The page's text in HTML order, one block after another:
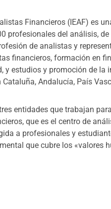
Financieros (IEAF) es
profesionales del análisis,
de analistas y
financieros, formación en
y estudios y promoción de la
Andalucía, País
entidades que trabajan
que es el centro de
a profesionales y
que cubre los «valores